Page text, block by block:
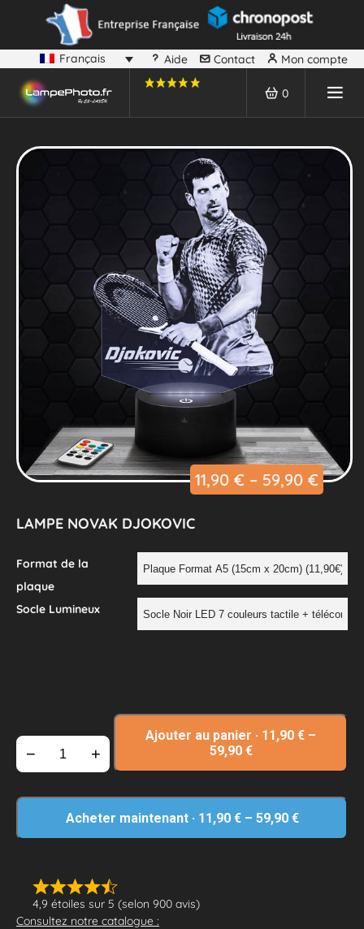
Français Aide Contact Mon compte
0
11,90 € – 59,90 €
LAMPE NOVAK DJOKOVIC
4,9 étoiles sur 5 (selon 900 avis)
Consultez notre catalogue :
Format de la
plaque
Socle Lumineux
− +
Ajouter au panier · 11,90 € –
59,90 €
Acheter maintenant · 11,90 €– 59,90 €